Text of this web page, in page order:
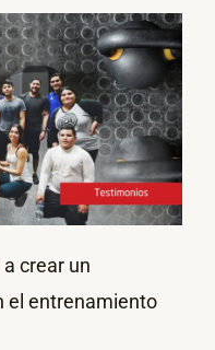
crear un
el entrenamiento